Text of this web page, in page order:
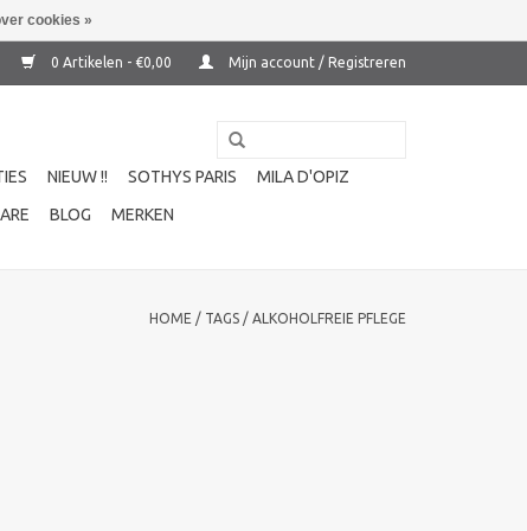
0 Artikelen - €0,00 Mijn account / Registreren
NIEUW !! SOTHYS PARIS
MILA D'OPIZ
BLOG MERKEN
HOME / TAGS / ALKOHOLFREIE PFLEGE
cookies »